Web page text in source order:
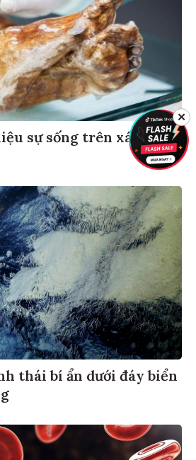
sự sống trên xác ướp
thái bí ẩn dưới đáy biển
✕